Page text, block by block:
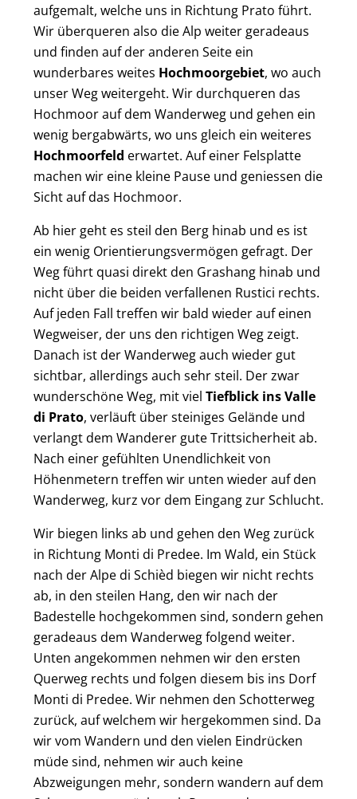
aufgemalt, welche uns in Richtung Prato führt.
Wir überqueren also die Alp weiter geradeaus
und finden auf der anderen Seite ein
wunderbares weites Hochmoorgebiet, wo auch
unser Weg weitergeht. Wir durchqueren das
Hochmoor auf dem Wanderweg und gehen ein
wenig bergabwärts, wo uns gleich ein weiteres
Hochmoorfeld erwartet. Auf einer Felsplatte
machen wir eine kleine Pause und geniessen die
Sicht auf das Hochmoor.
Ab hier geht es steil den Berg hinab und es ist
ein wenig Orientierungsvermögen gefragt. Der
Weg führt quasi direkt den Grashang hinab und
nicht über die beiden verfallenen Rustici rechts.
Auf jeden Fall treffen wir bald wieder auf einen
Wegweiser, der uns den richtigen Weg zeigt.
Danach ist der Wanderweg auch wieder gut
sichtbar, allerdings auch sehr steil. Der zwar
wunderschöne Weg, mit viel Tiefblick ins Valle
di Prato, verläuft über steiniges Gelände und
verlangt dem Wanderer gute Trittsicherheit ab.
Nach einer gefühlten Unendlichkeit von
Höhenmetern treffen wir unten wieder auf den
Wanderweg, kurz vor dem Eingang zur Schlucht.
Wir biegen links ab und gehen den Weg zurück
in Richtung Monti di Predee. Im Wald, ein Stück
nach der Alpe di Schièd biegen wir nicht rechts
ab, in den steilen Hang, den wir nach der
Badestelle hochgekommen sind, sondern gehen
geradeaus dem Wanderweg folgend weiter.
Unten angekommen nehmen wir den ersten
Querweg rechts und folgen diesem bis ins Dorf
Monti di Predee. Wir nehmen den Schotterweg
zurück, auf welchem wir hergekommen sind. Da
wir vom Wandern und den vielen Eindrücken
müde sind, nehmen wir auch keine
Abzweigungen mehr, sondern wandern auf dem